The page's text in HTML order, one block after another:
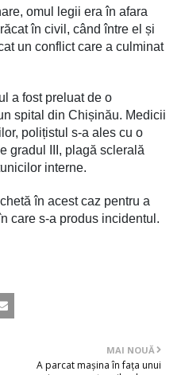
omul legii era în afara
în civil, când între el și
un conflict care a culminat
a fost preluat de o
spital din Chișinău. Medicii
polițistul s-a ales cu o
gradul III, plagă sclerală
interne.
în acest caz pentru a
care s-a produs incidentul.
MAI NOUĂ
A parcat mașina în fața unui